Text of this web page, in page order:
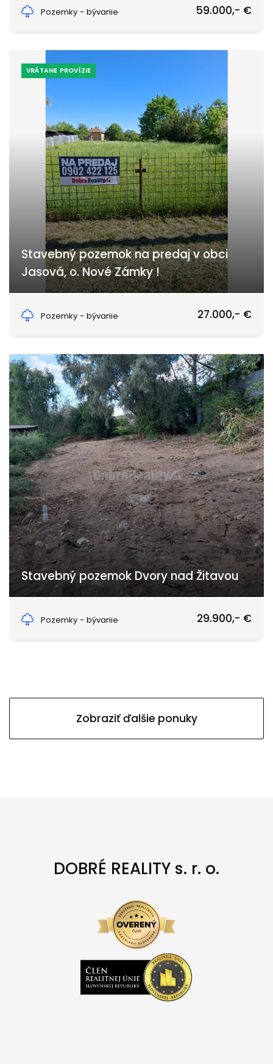
Pozemky - bývanie
59.000,- €
VRÁTANE PROVÍZIE
Stavebný pozemok na predaj v obci
Jasová, o. Nové Zámky !
Pozemky - bývanie
27.000,- €
Stavebný pozemok Dvory nad Žitavou
Pozemky - bývanie
29.900,- €
Zobraziť ďalšie ponuky
DOBRÉ REALITY s. r. o.